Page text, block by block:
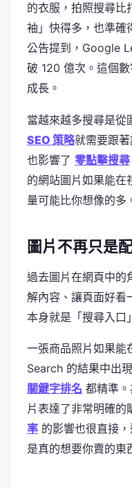
的衣服，拍照搜尋比
袖」快得多，也準
公告提到，Google
破 120 億次。這個
成長。
當越來越多搜尋是從
SEO 策略就需要跟
也影響了 零點擊搜尋
的網站圖片如果能在
量可能比你想像的多
圖片不再只是
過去圖片在網頁中的
解內容、讓頁面好看
本身就是「搜尋入口
一張商品照片如果
Search 的結果中出
關鍵字排名 都精準
片表達了非常明確的
率 的影響也很直接
是真的想要你賣的東